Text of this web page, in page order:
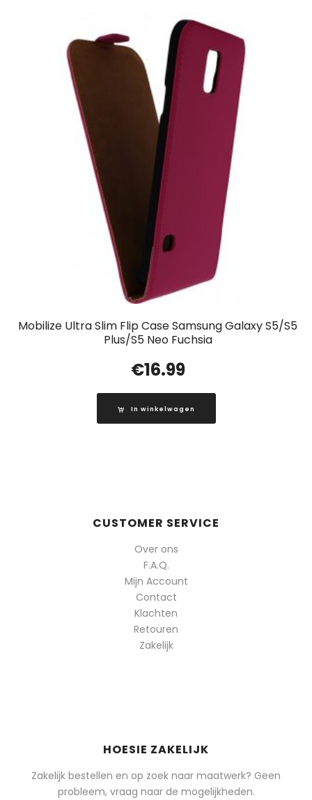
Mobilize Ultra Slim Flip Case Samsung Galaxy S5/S5
Plus/S5 Neo Fuchsia
€16.99
In winkelwagen
CUSTOMER SERVICE
Over ons
F.A.Q.
Mijn Account
Contact
Klachten
Retouren
Zakelijk
HOESIE ZAKELIJK
Zakelijk bestellen en op zoek naar maatwerk? Geen
probleem, vraag naar de mogelijkheden.